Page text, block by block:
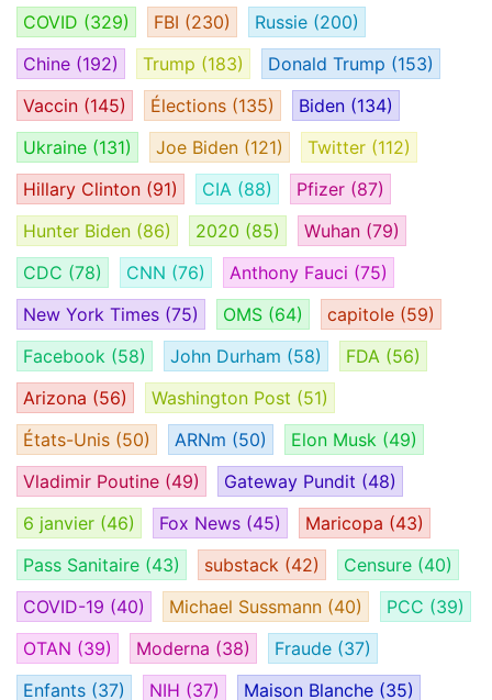
COVID (329) FBI (230) Russie (200)
Chine (192) Trump (183) Donald Trump (153)
Vaccin (145) Élections (135) Biden (134)
Ukraine (131) Joe Biden (121) Twitter (112)
Hillary Clinton (91) CIA (88) Pfizer (87)
Hunter Biden (86) 2020 (85) Wuhan (79)
CDC (78) CNN (76) Anthony Fauci (75)
New York Times (75) OMS (64) capitole (59)
Facebook (58) John Durham (58) FDA (56)
Arizona (56) Washington Post (51)
États-Unis (50) ARNm (50) Elon Musk (49)
Vladimir Poutine (49) Gateway Pundit (48)
6 janvier (46) Fox News (45) Maricopa (43)
Pass Sanitaire (43) substack (42) Censure (40)
COVID-19 (40) Michael Sussmann (40) PCC (39)
OTAN (39) Moderna (38) Fraude (37)
Enfants (37) NIH (37) Maison Blanche (35)